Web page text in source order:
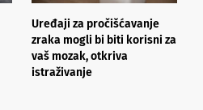
Uređaji za pročišćavanje
zraka mogli bi biti korisni za
vaš mozak, otkriva
istraživanje